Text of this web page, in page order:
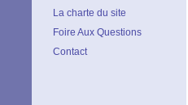
La charte du site
Foire Aux Questions
Contact